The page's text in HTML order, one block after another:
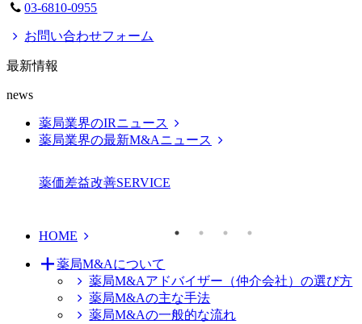
03-6810-0955
お問い合わせフォーム
最新情報
news
薬局業界のIRニュース
薬局業界の最新M&Aニュース
薬価差益改善SERVICE
HOME
薬局M&Aについて
薬局M&Aアドバイザー（仲介会社）の選び方
薬局M&Aの主な手法
薬局M&Aの一般的な流れ